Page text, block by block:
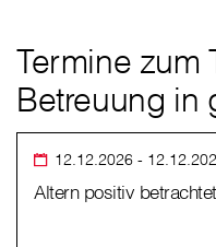
Termine zum
Betreuung in
12.12.2026 -
Altern positiv betrachtet